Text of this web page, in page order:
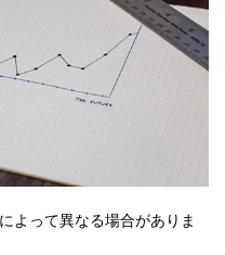
よって異なる場合がありま